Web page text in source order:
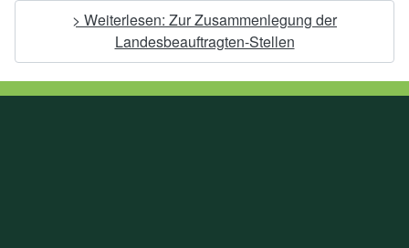
> Weiterlesen: Zur Zusammenlegung der
Landesbeauftragten-Stellen